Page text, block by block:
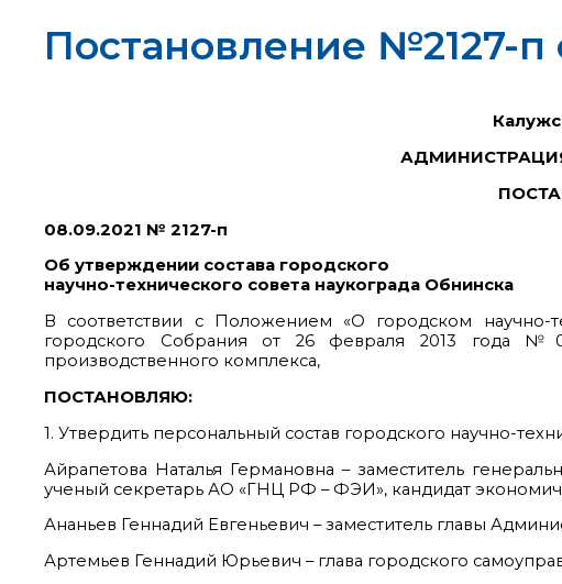
Постановление №2127-п
08.09.2021 № 2127-п
Об утверждении состава городского
научно-технического совета наукограда Обнинска
В соответствии с Положением «О городском
городского Собрания от 26 февраля 2013 года
производственного комплекса,
ПОСТАНОВЛЯЮ:
1. Утвердить персональный состав городского научно-
Айрапетова Наталья Германовна – заместитель
ученый секретарь АО «ГНЦ РФ – ФЭИ», кандидат
Ананьев Геннадий Евгеньевич – заместитель главы
Артемьев Геннадий Юрьевич – глава городского